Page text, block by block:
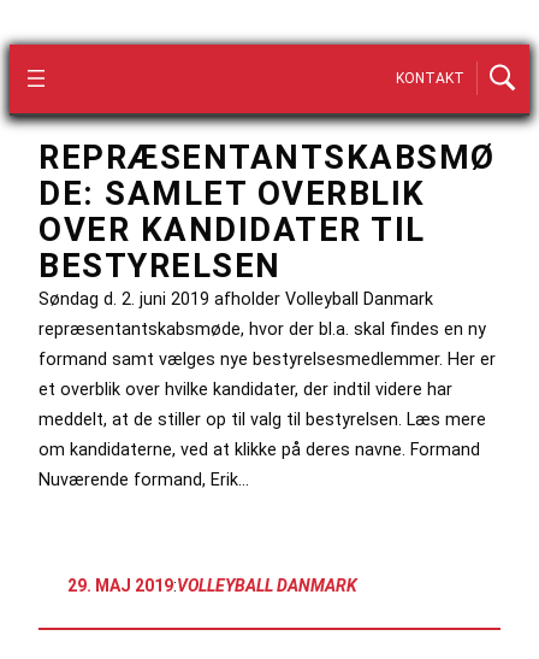
KONTAKT
REPRÆSENTANTSKABSMØ
DE: SAMLET OVERBLIK
OVER KANDIDATER TIL
BESTYRELSEN
Søndag d. 2. juni 2019 afholder Volleyball Danmark
repræsentantskabsmøde, hvor der bl.a. skal findes en ny
formand samt vælges nye bestyrelsesmedlemmer. Her er
et overblik over hvilke kandidater, der indtil videre har
meddelt, at de stiller op til valg til bestyrelsen. Læs mere
om kandidaterne, ved at klikke på deres navne. Formand
Nuværende formand, Erik…
29. MAJ 2019:VOLLEYBALL DANMARK